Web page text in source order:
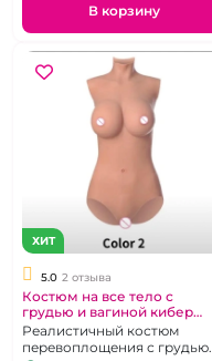
В корзину
ХИТ
5.0 2 отзыва
Костюм на все тело с
грудью и вагиной кибер
кожа "Вторая кожа"
Реалистичный костюм
перевоплощения с грудью